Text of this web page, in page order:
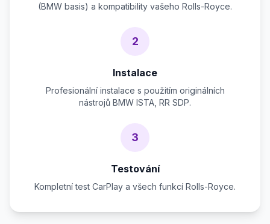
(BMW basis) a kompatibility vašeho Rolls-Royce.
2
Instalace
Profesionální instalace s použitím originálních
nástrojů BMW ISTA, RR SDP.
3
Testování
Kompletní test CarPlay a všech funkcí Rolls-Royce.